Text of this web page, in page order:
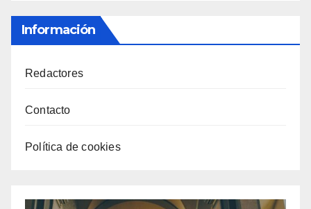
Información
Redactores
Contacto
Política de cookies